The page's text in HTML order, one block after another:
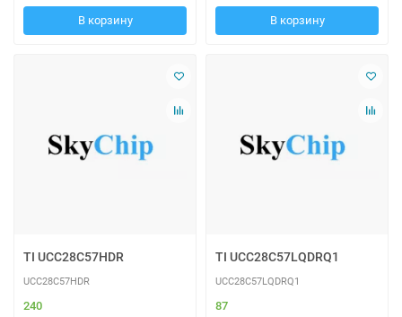
В корзину В корзину
TI UCC28C57HDR
UCC28C57HDR
240
TI UCC28C57LQDRQ1
UCC28C57LQDRQ1
87